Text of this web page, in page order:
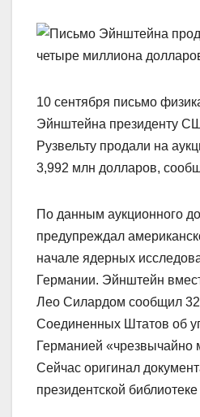
10 сентября письмо
Эйнштейна президенту
Рузвельту продали на
3,992 млн долларов,
По данным аукционного
предупреждал
начале ядерных
Германии. Эйнштейн
Лео Силардом сообщил
Соединенных Штатов об
Германией
Сейчас оригинал
президентской